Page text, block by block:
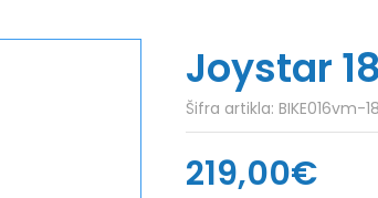
Joystar
Šifra artikla: BIKE016vm-
219,00€